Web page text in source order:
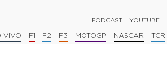
PODCAST YOUTUBE
VIVO F1 F2 F3 MOTOGP NASCAR TCR